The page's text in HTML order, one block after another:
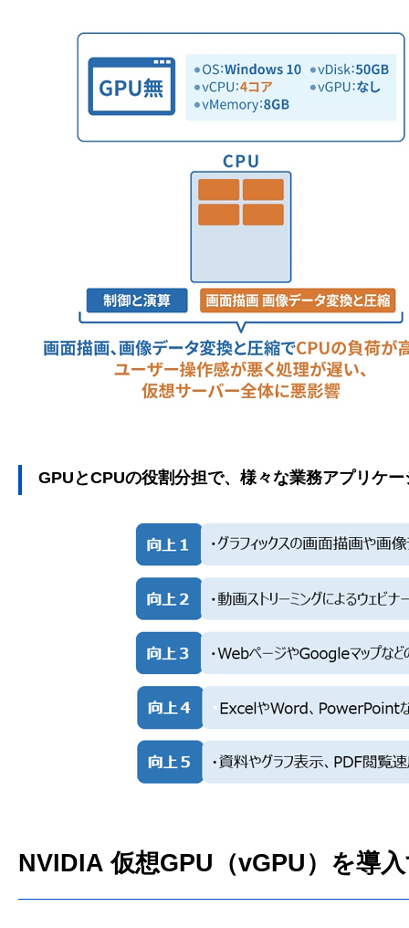
GPUとCPUの役割分担で、様々な業務アプリケ
NVIDIA 仮想GPU（vGPU）を導